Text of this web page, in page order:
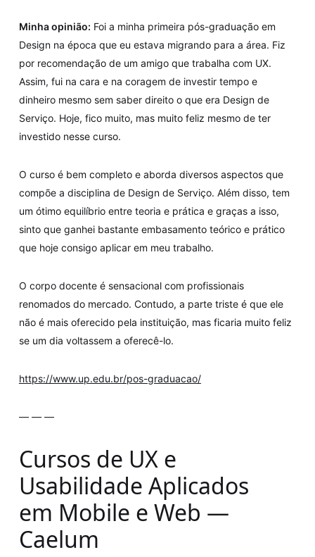
Minha opinião: Foi a minha primeira pós-graduação em
Design na época que eu estava migrando para a área. Fiz
por recomendação de um amigo que trabalha com UX.
Assim, fui na cara e na coragem de investir tempo e
dinheiro mesmo sem saber direito o que era Design de
Serviço. Hoje, fico muito, mas muito feliz mesmo de ter
investido nesse curso.
O curso é bem completo e aborda diversos aspectos que
compõe a disciplina de Design de Serviço. Além disso, tem
um ótimo equilíbrio entre teoria e prática e graças a isso,
sinto que ganhei bastante embasamento teórico e prático
que hoje consigo aplicar em meu trabalho.
O corpo docente é sensacional com profissionais
renomados do mercado. Contudo, a parte triste é que ele
não é mais oferecido pela instituição, mas ficaria muito feliz
se um dia voltassem a oferecê-lo.
https://www.up.edu.br/pos-graduacao/
— — —
Cursos de UX e
Usabilidade Aplicados
em Mobile e Web —
Caelum